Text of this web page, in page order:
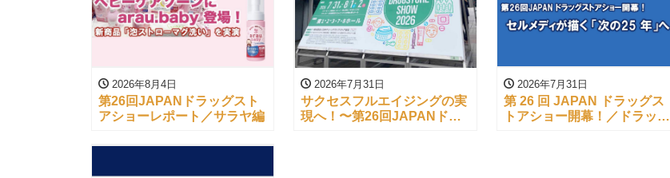
2026年8月4日
第26回JAPANドラッグスト
アショーレポート／サラヤ編
2026年7月31日
サクセスフルエイジングの実
現へ！〜第26回JAPANドラ
2026年7月31日
第 26 回 JAPAN ドラッグス
トアショー開幕！／ドラッグ